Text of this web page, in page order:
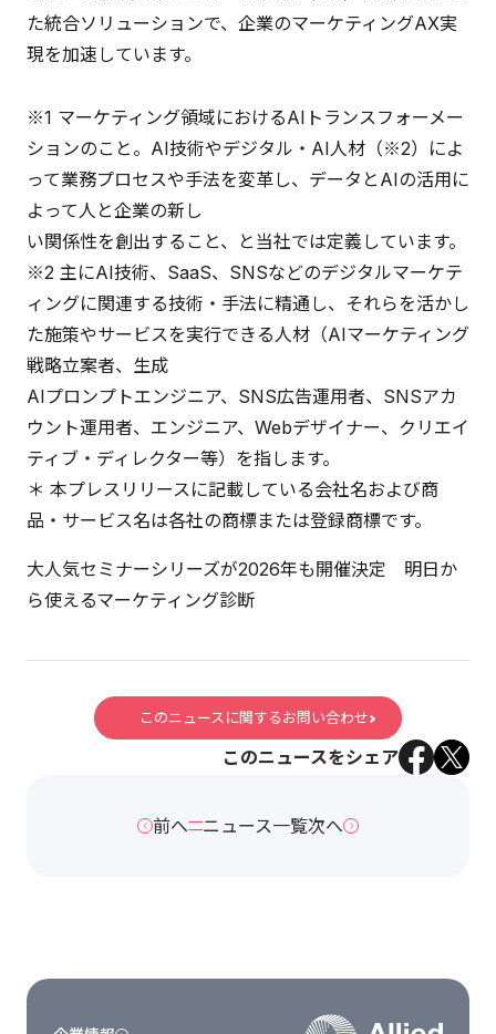
た統合ソリューションで、企業のマーケティングAX実
現を加速しています。
※1 マーケティング領域におけるAIトランスフォーメー
ションのこと。AI技術やデジタル・AI人材（※2）によ
って業務プロセスや手法を変革し、データとAIの活用に
よって人と企業の新し
い関係性を創出すること、と当社では定義しています。
※2 主にAI技術、SaaS、SNSなどのデジタルマーケテ
ィングに関連する技術・手法に精通し、それらを活かし
た施策やサービスを実行できる人材（AIマーケティング
戦略立案者、生成
AIプロンプトエンジニア、SNS広告運用者、SNSアカ
ウント運用者、エンジニア、Webデザイナー、クリエイ
ティブ・ディレクター等）を指します。
＊ 本プレスリリースに記載している会社名および商
品・サービス名は各社の商標または登録商標です。
大人気セミナーシリーズが2026年も開催決定 明日か
ら使えるマーケティング診断
このニュースに関するお問い合わせ
このニュースをシェア
前へ ニュース一覧次へ